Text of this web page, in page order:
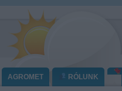
AGROMET RÓLUNK